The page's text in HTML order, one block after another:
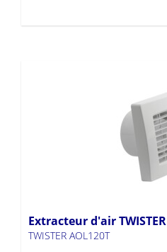
Extracteur d'air TWISTER
TWISTER AOL120T